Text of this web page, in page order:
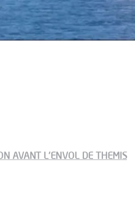
AVANT L’ENVOL DE THEMIS